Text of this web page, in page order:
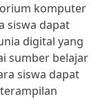
komputer
siswa dapat
digital yang
sumber belajar
siswa dapat